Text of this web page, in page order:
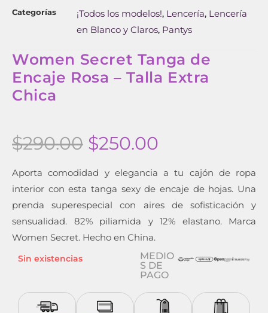
Categorías ¡Todos los modelos!, Lencería, Lencería
en Blanco y Claros, Pantys
Women Secret Tanga de
Encaje Rosa – Talla Extra
Chica
$290.00 $250.00
Aporta comodidad y elegancia a tu cajón de ropa
interior con esta tanga sexy de encaje de hojas. Una
prenda superespecial con aires de sofisticación y
sensualidad. 82% piliamida y 12% elastano. Marca
Women Secret. Hecho en China.
Sin existencias
MEDIO
S DE
PAGO